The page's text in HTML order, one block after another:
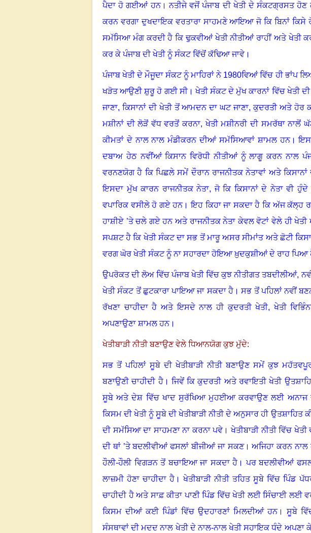
ਪੈਦਾ ਹੋ ਗਈਆਂ ਹਨ। ਨਤੀਜੇ ਵਜੋਂ ਪੰਜਾਬ ਦੀ ਖੇਤੀ ਦੇ ਸੰਕਟਗ੍ਰਸਤ ਹੋਣ
ਕਰਨ ਵਰਗਾ ਦੁਖਦਾਇਕ ਵਰਤਾਰਾ ਸਾਹਮਣੇ ਆਇਆ ਜੋ ਕਿ ਬਿਨਾਂ
ਸਮੱਸਿਆ ਮੰਗ ਕਰਦੀ ਹੈ ਕਿ ਢੁਕਵੀਆਂ ਖੇਤੀ ਨੀਤੀਆਂ ਰਾਹੀਂ ਅਤੇ ਖੇਤੀ
ਕਰ ਕੇ ਪੰਜਾਬ ਦੀ ਖੇਤੀ ਨੂੰ ਸੰਕਟ ਵਿੱਚੋਂ ਕੱਢਿਆ ਜਾਵੇ।
ਪੰਜਾਬ ਖੇਤੀ ਦੇ ਮੌਜੂਦਾ ਸੰਕਟ ਨੂੰ ਮਾਹਿਰਾਂ ਨੇ 1980ਵਿਆਂ ਵਿੱਚ ਹੀ ਭਾਂਪ
ਖੜੋਤ ਆਉਣੀ ਸ਼ੁਰੂ ਹੋ ਗਈ ਸੀ। ਖੇਤੀ ਸੰਕਟ ਦੇ ਮੁੱਖ ਕਾਰਨਾਂ ਵਿੱਚ ਖੇਤੀ
ਜਾਣਾ, ਕਿਸਾਨਾਂ ਦੀ ਖੇਤੀ ਤੋਂ ਆਮਦਨ ਦਾ ਘਟ ਜਾਣਾ,ਕੁਦਰਤੀ ਅਤੇ ਹੋਰ
ਮਸ਼ੀਨਾਂ ਦੀ ਲੋੜੋਂ ਵੱਧ ਵਰਤੋਂ ਕਰਨਾ,ਖੇਤੀ ਮਸ਼ੀਨਰੀ ਦੀ ਸਮਰੱਥਾ ਨਾਲੋਂ
ਕੀਮਤਾਂ ਦੇ ਨਾਲ ਨਾਲ ਮੰਡੀਕਰਨ ਦੀਆਂ ਸਮੱਸਿਆਵਾਂ ਸ਼ਾਮਲ ਹਨ।
ਦਬਾਅ ਹੇਠ ਨਵੀਂਆਂ ਕਿਸਾਨ ਵਿਰੋਧੀ ਨੀਤੀਆਂ ਨੂੰ ਲਾਗੂ ਕਰਨ ਨਾਲ
ਵਰਨਣਯੋਗ ਹੈ ਕਿ ਪਿਛਲੇ ਸਮੇਂ ਦੌਰਾਨ ਰਾਜਨੀਤਕ ਨੇਤਾਵਾਂ ਅਤੇ
ਇਸਦਾ ਮੁੱਖ ਕਾਰਨ ਰਾਜਨੀਤਕ ਨੇਤਾ,ਜੋ ਕਿ ਕਿਸਾਨਾਂ ਦੇ ਨੇਤਾ ਵੀ ਹੁੰਦੇ
ਵਪਾਰਿਕ ਵਸੀਲੇ ਹੋ ਗਏ ਹਨ। ਇਹ ਕਿਹਾ ਜਾ ਸਕਦਾ ਹੈ ਕਿ ਅੱਜ ਕੱਲ੍ਹ
ਹਾਸ਼ੀਏ ’ਤੇ ਚਲੇ ਗਏ ਹਨ ਅਤੇ ਰਾਜਨੀਤਕ ਨੇਤਾ ਕੇਵਲ ਵੋਟਾਂ ਵੇਲੇ ਹੀ
ਸਪਸ਼ਟ ਹੈ ਕਿ ਖੇਤੀ ਸੰਕਟ ਦਾ ਸਭ ਤੋਂ ਮਾਰੂ ਅਸਰ ਸੀਮਾਂਤ ਅਤੇ ਛੋਟੀ
ਵਰਗ ਘੋਰ ਖੇਤੀ ਸੰਕਟ ਨੂੰ ਨਾ ਸਹਾਰਦਾ ਹੋਇਆ ਖ਼ੁਦਕੁਸ਼ੀਆਂ ਦੇ ਰਾਹ ਪਿਆ
ਉਪਰੋਕਤ ਦੀ ਲੋਅ ਵਿੱਚ ਪੰਜਾਬ ਖੇਤੀ ਵਿੱਚ ਕੁਝ ਨੀਤੀਗਤ ਤਬਦੀਲੀਆਂ,
ਖੇਤੀ ਸੰਕਟ ਤੋਂ ਛੁਟਕਾਰਾ ਪਾਇਆ ਜਾ ਸਕਦਾ ਹੈ। ਸਭ ਤੋਂ ਪਹਿਲਾਂ ਨਵੀਂ
ਰੱਖਣਾ ਚਾਹੀਦਾ ਹੈ ਅਤੇ ਇਸਦੇ ਨਾਲ ਹੀ ਕੁਦਰਤੀ ਖੇਤੀ,ਖੇਤੀ
ਅਪਣਾਉਣਾ ਸ਼ਾਮਲ ਹਨ।
ਖੇਤੀਬਾੜੀ ਨੀਤੀ ਬਣਾਉਣ ਵੇਲੇ ਧਿਆਨਯੋਗ ਕੁਝ ਮੁੱਦੇ:
ਸਭ ਤੋਂ ਪਹਿਲਾਂ ਸੂਬੇ ਦੀ ਖੇਤੀਬਾੜੀ ਨੀਤੀ ਬਣਾਉਣ ਸਮੇਂ ਕੁਝ
ਬਣਾਉਣੀ ਚਾਹੀਦੀ ਹੈ। ਜਿਵੇਂ ਕਿ ਕੁਦਰਤੀ ਅਤੇ ਰਵਾਇਤੀ ਖੇਤੀ
ਸੂਬੇ ਅਤੇ ਦੇਸ਼ ਵਿੱਚ ਖਾਦ ਸੁਰੱਖਿਆ ਮੁਹਈਆ ਕਰਵਾਉਣ ਲਈ ਅਨਾਜ
ਕਿਸਮ ਦੀ ਖੇਤੀ ਨੂੰ ਸੂਬੇ ਦੀ ਖੇਤੀਬਾੜੀ ਨੀਤੀ ਦੇ ਅਨੁਸਾਰ ਹੀ ਉਤਸ਼ਾਹਿਤ
ਦੀ ਸਮੱਸਿਆ ਦਾ ਸਾਹਮਣਾ ਨਾ ਕਰਨਾ ਪਵੇ। ਖੇਤੀਬਾੜੀ ਨੀਤੀ ਵਿੱਚ
ਦੀ ਥਾਂ ’ਤੇ ਬਦਲੀਵੀਆਂ ਫਸਲਾਂ ਬੀਜੀਆਂ ਜਾ ਸਕਣ। ਅਜਿਹਾ ਕਰਨ ਨਾਲ
ਹੌਲੀ-ਹੌਲੀ ਵਿਗੜਨ ਤੋਂ ਬਚਾਇਆ ਜਾ ਸਕਦਾ ਹੈ। ਪਰ ਬਦਲੀਵੀਆਂ
ਲਾਜ਼ਮੀ ਹੋਣਾ ਚਾਹੀਦਾ ਹੈ। ਖੇਤੀਬਾੜੀ ਨੀਤੀ ਤਹਿਤ ਸੂਬੇ ਵਿੱਚ ਪਿੰਡ
ਚਾਹੀਦੀ ਹੈ ਅਤੇ ਸਾਫ਼ ਕੀਤਾ ਪਾਣੀ ਪਿੰਡ ਵਿੱਚ ਖੇਤੀ ਲਈ ਸਿੰਚਾਈ ਲਈ
ਕਿਸਮ ਦੀਆਂ ਕਈ ਪਿੰਡਾਂ ਵਿੱਚ ਉਦਹਾਰਣਾਂ ਮਿਲਦੀਆਂ ਹਨ। ਸੂਬੇ
ਸੰਸਥਾਵਾਂ ਦੀ ਮਦਦ ਨਾਲ ਖੇਤੀ ਦੇ ਨਾਲ-ਨਾਲ ਖੇਤੀ ਸਹਾਇਕ ਧੰਦੇ ਅਪਣਾ